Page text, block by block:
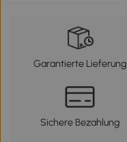
Garantierte Lieferung
Sichere Bezahlung